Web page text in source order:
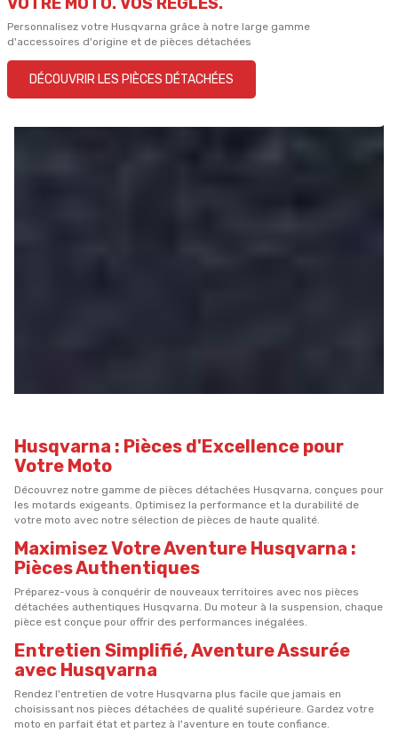
Personnalisez votre Husqvarna grâce à notre large gamme
d'accessoires d'origine et de pièces détachées
DÉCOUVRIR LES PIÈCES DÉTACHÉES
Husqvarna : Pièces d'Excellence pour
Votre Moto
Découvrez notre gamme de pièces détachées Husqvarna, conçues pour
les motards exigeants. Optimisez la performance et la durabilité de
votre moto avec notre sélection de pièces de haute qualité.
Maximisez Votre Aventure Husqvarna :
Pièces Authentiques
Préparez-vous à conquérir de nouveaux territoires avec nos pièces
détachées authentiques Husqvarna. Du moteur à la suspension, chaque
pièce est conçue pour offrir des performances inégalées.
Entretien Simplifié, Aventure Assurée
avec Husqvarna
Rendez l'entretien de votre Husqvarna plus facile que jamais en
choisissant nos pièces détachées de qualité supérieure. Gardez votre
moto en parfait état et partez à l'aventure en toute confiance.